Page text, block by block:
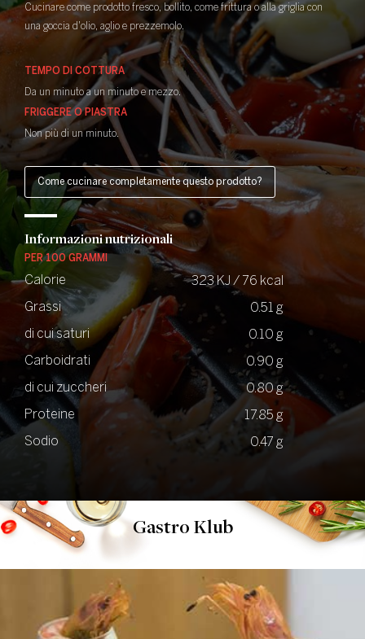
Cucinare come prodotto fresco, bollito, come frittura o alla griglia con
una goccia d'olio, aglio e prezzemolo.
TEMPO DI COTTURA
Da un minuto a un minuto e mezzo.
FRIGGERE O PIASTRA
Non più di un minuto.
Come cucinare completamente questo prodotto?
Informazioni nutrizionali
PER 100 GRAMMI
Calorie 323 KJ / 76 kcal
Grassi 0.51 g
di cui saturi 0.10 g
Carboidrati 0.90 g
di cui zuccheri 0.80 g
Proteine 17.85 g
Sodio 0.47 g
Gastro Klub